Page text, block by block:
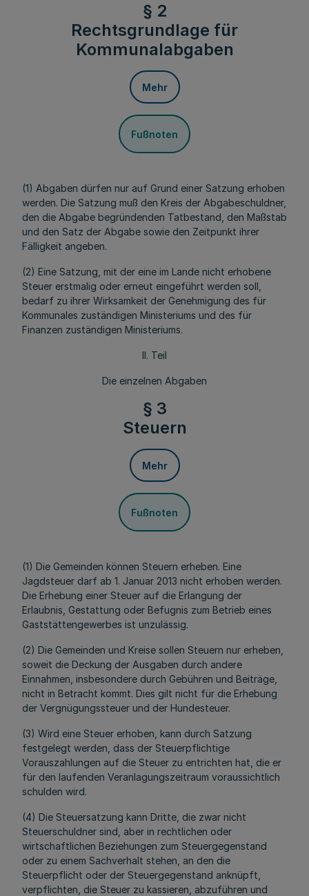
§ 2
Rechtsgrundlage für
Kommunalabgaben
Mehr
Fußnoten
(1) Abgaben dürfen nur auf Grund einer Satzung erhoben
werden. Die Satzung muß den Kreis der Abgabeschuldner,
den die Abgabe begründenden Tatbestand, den Maßstab
und den Satz der Abgabe sowie den Zeitpunkt ihrer
Fälligkeit angeben.
(2) Eine Satzung, mit der eine im Lande nicht erhobene
Steuer erstmalig oder erneut eingeführt werden soll,
bedarf zu ihrer Wirksamkeit der Genehmigung des für
Kommunales zuständigen Ministeriums und des für
Finanzen zuständigen Ministeriums.
II. Teil
Die einzelnen Abgaben
§ 3
Steuern
Mehr
Fußnoten
(1) Die Gemeinden können Steuern erheben. Eine
Jagdsteuer darf ab 1. Januar 2013 nicht erhoben werden.
Die Erhebung einer Steuer auf die Erlangung der
Erlaubnis, Gestattung oder Befugnis zum Betrieb eines
Gaststättengewerbes ist unzulässig.
(2) Die Gemeinden und Kreise sollen Steuern nur erheben,
soweit die Deckung der Ausgaben durch andere
Einnahmen, insbesondere durch Gebühren und Beiträge,
nicht in Betracht kommt. Dies gilt nicht für die Erhebung
der Vergnügungssteuer und der Hundesteuer.
(3) Wird eine Steuer erhoben, kann durch Satzung
festgelegt werden, dass der Steuerpflichtige
Vorauszahlungen auf die Steuer zu entrichten hat, die er
für den laufenden Veranlagungszeitraum voraussichtlich
schulden wird.
(4) Die Steuersatzung kann Dritte, die zwar nicht
Steuerschuldner sind, aber in rechtlichen oder
wirtschaftlichen Beziehungen zum Steuergegenstand
oder zu einem Sachverhalt stehen, an den die
Steuerpflicht oder der Steuergegenstand anknüpft,
verpflichten, die Steuer zu kassieren, abzuführen und